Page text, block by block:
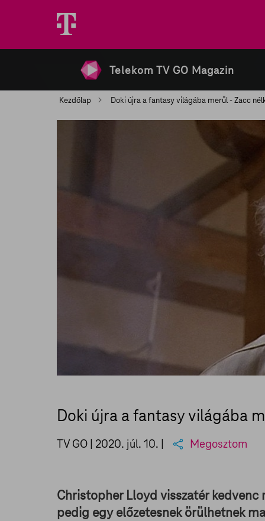
Telekom TV GO Magazin
Kezdőlap Doki újra a fantasy világába merül - Zacc
Doki újra a fantasy világába
TV GO | 2020. júl. 10. | Megosztom
Christopher Lloyd visszatér
pedig egy előzetesnek örülhetnek